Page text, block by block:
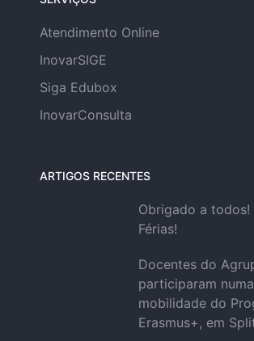
Atendimento Online
InovarSIGE
Siga Edubox
InovarConsulta
ARTIGOS RECENTES
Obrigado a todos!
Férias!
Docentes do
participaram numa
mobilidade do
Erasmus+, em